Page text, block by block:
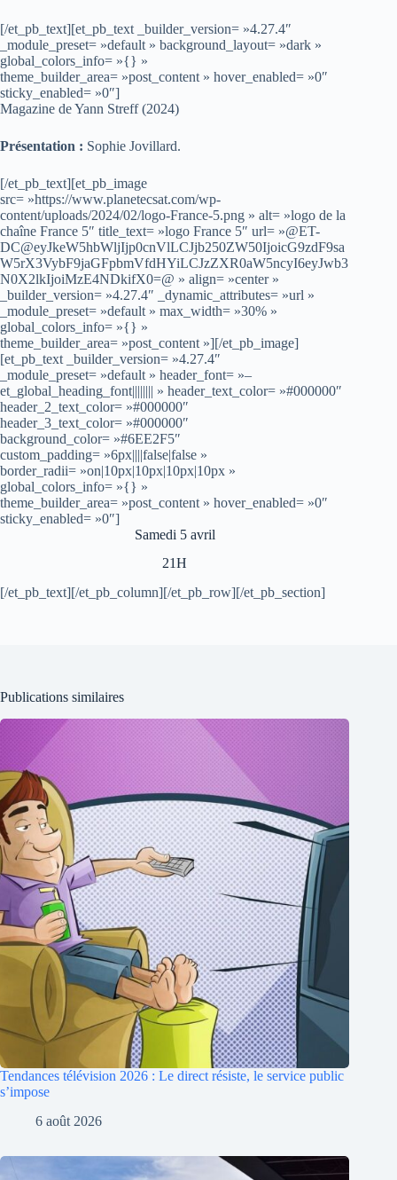
[/et_pb_text][et_pb_text _builder_version= »4.27.4″
_module_preset= »default » background_layout= »dark »
global_colors_info= »{} »
theme_builder_area= »post_content » hover_enabled= »0″
sticky_enabled= »0″]
Magazine de Yann Streff (2024)
Présentation : Sophie Jovillard.
[/et_pb_text][et_pb_image
src= »https://www.planetecsat.com/wp-
content/uploads/2024/02/logo-France-5.png » alt= »logo de la
chaîne France 5″ title_text= »logo France 5″ url= »@ET-
DC@eyJkeW5hbWljIjp0cnVlLCJjb250ZW50IjoicG9zdF9sa
W5rX3VybF9jaGFpbmVfdHYiLCJzZXR0aW5ncyI6eyJwb3
N0X2lkIjoiMzE4NDkifX0=@ » align= »center »
_builder_version= »4.27.4″ _dynamic_attributes= »url »
_module_preset= »default » max_width= »30% »
global_colors_info= »{} »
theme_builder_area= »post_content »][/et_pb_image]
[et_pb_text _builder_version= »4.27.4″
_module_preset= »default » header_font= »–
et_global_heading_font|||||||| » header_text_color= »#000000″
header_2_text_color= »#000000″
header_3_text_color= »#000000″
background_color= »#6EE2F5″
custom_padding= »6px||||false|false »
border_radii= »on|10px|10px|10px|10px »
global_colors_info= »{} »
theme_builder_area= »post_content » hover_enabled= »0″
sticky_enabled= »0″]
Samedi 5 avril
21H
[/et_pb_text][/et_pb_column][/et_pb_row][/et_pb_section]
Publications similaires
Tendances télévision 2026 : Le direct résiste, le service public
s’impose
6 août 2026